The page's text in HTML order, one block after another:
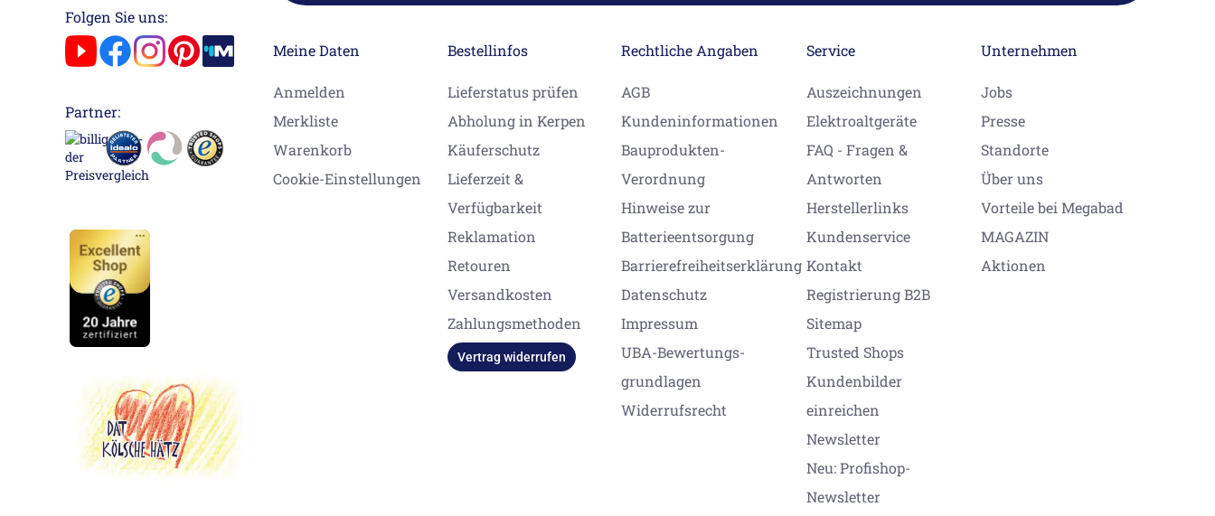
Folgen Sie uns:
Partner:
Meine Daten
Anmelden
Merkliste
Warenkorb
Cookie-Einstellungen
Bestellinfos
Lieferstatus prüfen
Abholung in Kerpen
Käuferschutz
Lieferzeit &
Verfügbarkeit
Reklamation
Retouren
Versandkosten
Zahlungsmethoden
Vertrag widerrufen
Rechtliche Angaben
AGB
Kundeninformationen
Bauprodukten-
Verordnung
Hinweise zur
Batterieentsorgung
Barrierefreiheitserklärung
Datenschutz
Impressum
UBA-Bewertungs-
grundlagen
Widerrufsrecht
Service
Auszeichnungen
Elektroaltgeräte
FAQ - Fragen &
Antworten
Herstellerlinks
Kundenservice
Kontakt
Registrierung B2B
Sitemap
Trusted Shops
Kundenbilder
einreichen
Newsletter
Neu: Profishop-
Newsletter
Unternehmen
Jobs
Presse
Standorte
Über uns
Vorteile bei Megabad
MAGAZIN
Aktionen